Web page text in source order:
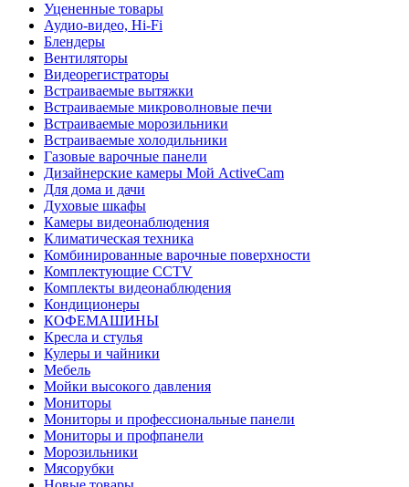
Уцененные товары
Аудио-видео, Hi-Fi
Блендеры
Вентиляторы
Видеорегистраторы
Встраиваемые вытяжки
Встраиваемые микроволновые печи
Встраиваемые морозильники
Встраиваемые холодильники
Газовые варочные панели
Дизайнерские камеры Мой ActiveCam
Для дома и дачи
Духовые шкафы
Камеры видеонаблюдения
Климатическая техника
Комбинированные варочные поверхности
Комплектующие CCTV
Комплекты видеонаблюдения
Кондиционеры
КОФЕМАШИНЫ
Кресла и стулья
Кулеры и чайники
Мебель
Мойки высокого давления
Мониторы
Мониторы и профессиональные панели
Мониторы и профпанели
Морозильники
Мясорубки